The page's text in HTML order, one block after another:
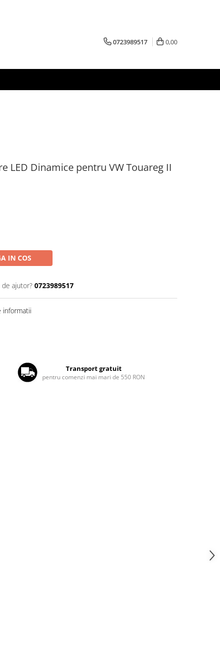
0723989517 0,00
LED Dinamice pentru VW Touareg II
IN COS
de ajutor? 0723989517
informatii
Transport gratuit
pentru comenzi mai mari de 550 RON